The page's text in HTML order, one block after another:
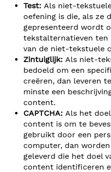
Test: Als niet-
oefening is die, als ze
gepresenteerd wordt
tekstalternatieven ten
van de niet-tekstuele
Zintuiglijk: Als niet-
bedoeld om een
creëren, dan leveren
minste een
content.
CAPTCHA: Als het
content is om te
gebruikt door een
computer, dan
geleverd die het doel
content identificeren